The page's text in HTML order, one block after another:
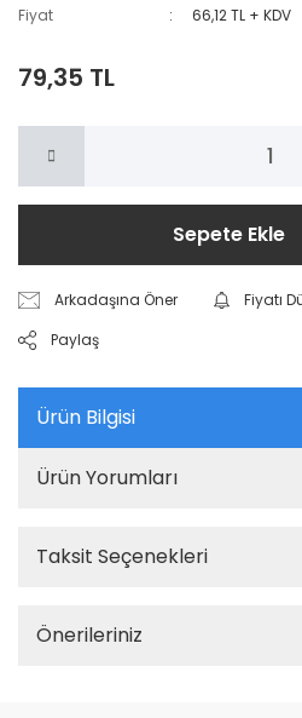
Fiyat
66,12 TL + KDV
79,35 TL
Sepete Ekle
Arkadaşına Öner
Fiyatı
Paylaş
Ürün Bilgisi
Ürün Yorumları
Taksit Seçenekleri
Önerileriniz